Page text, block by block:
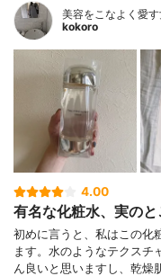
美容をこなよく愛
kokoro
4.00
有名な化粧水、実の
初めに言うと、私はこの化
ます。水のようなテクスチ
ん良いと思いますし、乾燥